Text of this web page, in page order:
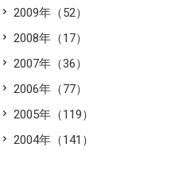
2009年（52）
2008年（17）
2007年（36）
2006年（77）
2005年（119）
2004年（141）